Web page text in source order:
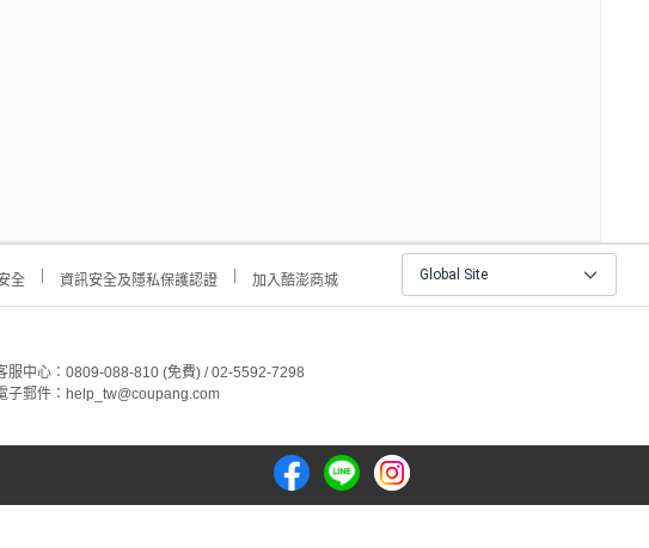
全 資訊安全及隱私保護認證 加入酷澎商城 Global Site
服中心：0809-088-810 (免費) / 02-5592-7298
子郵件：help_tw@coupang.com